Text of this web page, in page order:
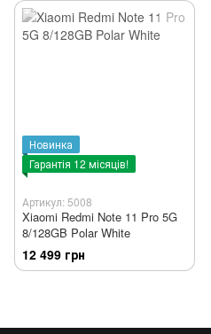
Новинка
Гарантія 12 місяців!
Артикул: 5008
Xiaomi Redmi Note 11 Pro 5G
8/128GB Polar White
12 499 грн